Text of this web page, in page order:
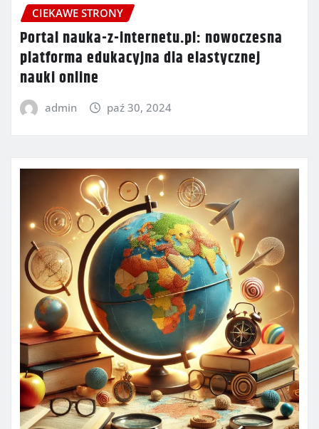
CIEKAWE STRONY
Portal nauka-z-internetu.pl: nowoczesna
platforma edukacyjna dla elastycznej
nauki online
admin paź 30, 2024